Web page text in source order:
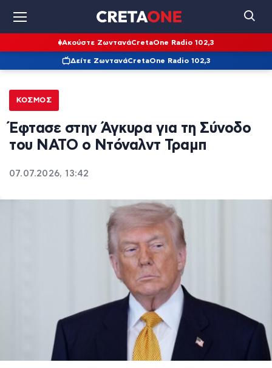
Ακούστε ΖωντανάCretaOne Radio 102,3
Δείτε ΖωντανάCretaOne Radio 102,3
ΚΌΣΜΟΣ
Έφτασε στην Άγκυρα για τη Σύνοδο
του ΝΑΤΟ ο Ντόναλντ Τραμπ
07.07.2026, 13:42